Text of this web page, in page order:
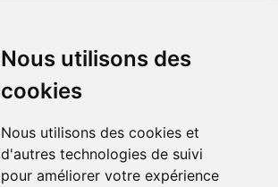
Nous utilisons des
cookies
Nous utilisons des cookies et
d'autres technologies de suivi
pour améliorer votre expérience
Actualités & conseils
Événements
Marques
Suivez-nous